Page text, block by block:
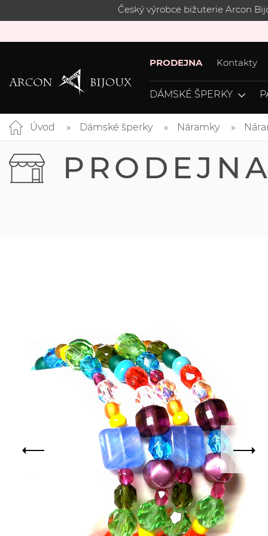
Český výrobce bižuterie Arcon
PRODEJNA Kontakty
DÁMSKÉ ŠPERKY
Úvod Dámské šperky Náramky